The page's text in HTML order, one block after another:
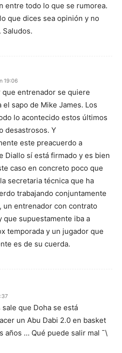
entre todo lo que se rumorea.
que dices sea opinión y no
Saludos.
19:06
que entrenador se quiere
el sapo de Mike James. Los
lo acontecido estos últimos
desastrosos. Y
este preacuerdo a
Diallo sí está firmado y es bien
caso en concreto poco que
secretaria técnica que ha
trabajando conjuntamente
un entrenador con contrato
que supuestamente iba a
temporada y un jugador que
es de su cuerda.
que Doha se está
un Abu Dabi 2.0 en basket
años … Qué puede salir mal ¯\